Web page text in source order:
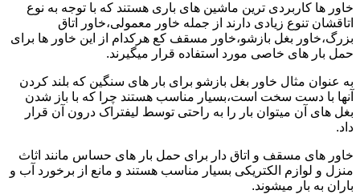
خاور ها کاربردی ترین ماشین های باری هستند که با توجه به نوع
اتاقشان تنوع زیادی دارند از جمله خاور معمولی،خاور اتاق
بزرگ،خاور بغل بازشو،خاور مسقف کع هرکدام از این خاور ها برای
حمل بار های خاصی مورد استفاده قرار میگیرند.
به عنوان مثال خاور بغل بازشو برای بار های سنگین که بلند کردن
آنها با دست سخت است،بسیار مناسب هستند چرا که با باز شدن
بغل های آن میتوان بار را به راحتی توسط لیفتراک درون آن قرار
داد.
خاور های مسقف و اتاق دار برای حمل بار های حساس مانند اثاث
منزل و لوازم الکتریکی بسیار مناسب هستند و مانع از برخورد آب و
باران به بار میشوند.